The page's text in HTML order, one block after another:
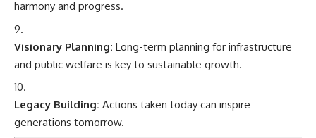
harmony and progress.
Visionary Planning: Long-term planning for infrastructure
and public welfare is key to sustainable growth.
Legacy Building: Actions taken today can inspire
generations tomorrow.